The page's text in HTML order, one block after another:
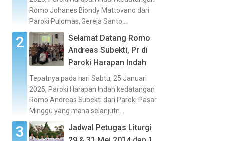
Romo Johanes Biondy Mattovano dari
Paroki Pulomas, Gereja Santo...
Selamat Datang Romo
Andreas Subekti, Pr di
Paroki Harapan Indah
Tepatnya pada hari Sabtu, 25 Januari
2025, Paroki Harapan Indah kedatangan
Romo Andreas Subekti dari Paroki Pasar
Minggu yang mana selanjutn...
Jadwal Petugas Liturgi